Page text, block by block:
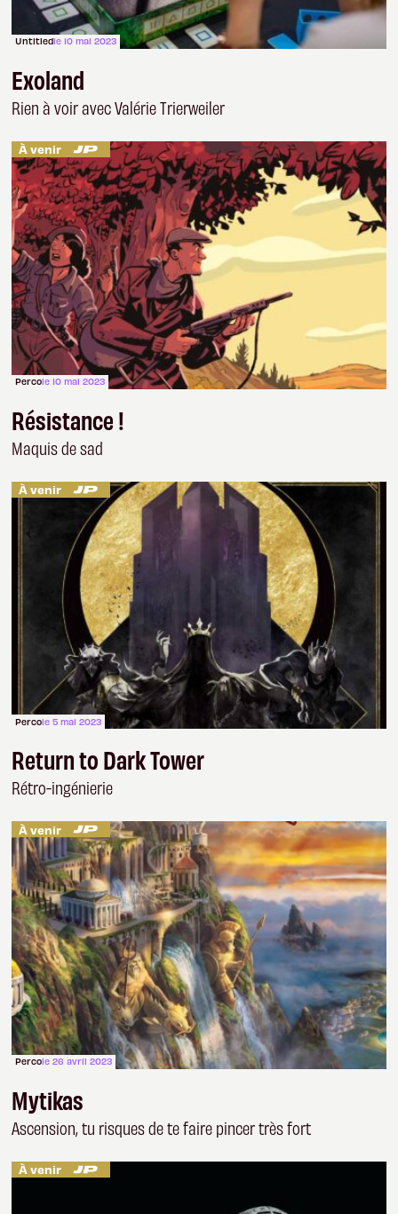
Untitledle 10 mai 2023
Exoland
Rien à voir avec Valérie Trierweiler
À venir
Percole 10 mai 2023
Résistance !
Maquis de sad
À venir
Percole 5 mai 2023
Return to Dark Tower
Rétro-ingénierie
À venir
Percole 26 avril 2023
Mytikas
Ascension, tu risques de te faire pincer très fort
À venir